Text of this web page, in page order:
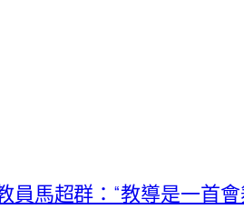
員馬超群：“教導是一首